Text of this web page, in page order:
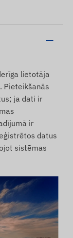
lietotāja
Pieteikšanās
ja dati ir
ir
datus
sistēmas